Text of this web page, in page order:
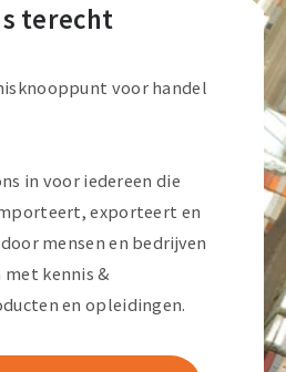
terecht
voor handel
in voor iedereen die
exporteert en
mensen en bedrijven
met kennis &
en opleidingen.